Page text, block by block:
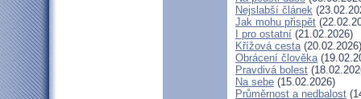
Nejslabší článek
Jak mohu přispět
I pro ostatní (21.02.2026)
Křížová cesta(20.02.2026)
Obrácení člověka
Pravdivá bolest
Na sebe (15.02.2026)
Průměrnost a nedbalost